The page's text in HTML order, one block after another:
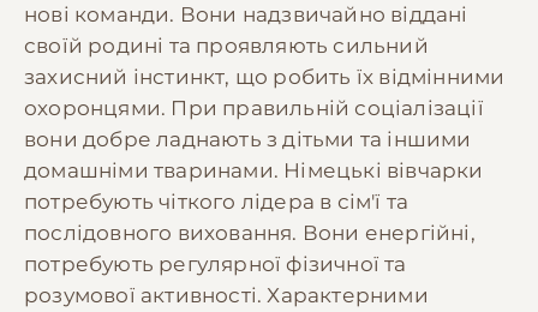
нові команди. Вони надзвичайно віддані
своїй родині та проявляють сильний
захисний інстинкт, що робить їх відмінними
охоронцями. При правильній соціалізації
вони добре ладнають з дітьми та іншими
домашніми тваринами. Німецькі вівчарки
потребують чіткого лідера в сім'ї та
послідовного виховання. Вони енергійні,
потребують регулярної фізичної та
розумової активності. Характерними